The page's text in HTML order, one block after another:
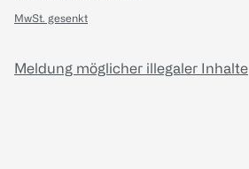
MwSt. gesenkt
Meldung möglicher illegaler Inhalte